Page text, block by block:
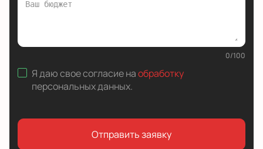
0/100
Я даю свое согласие наобработку
персональных данных.
Отправить заявку